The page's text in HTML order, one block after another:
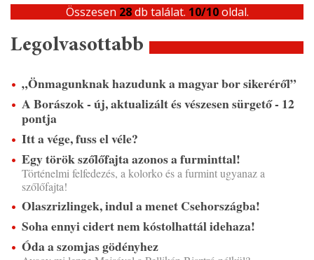
Összesen 28db találat. 10/10oldal.
Legolvasottabb
„Önmagunknak hazudunk a magyar bor sikeréről”
A Borászok - új, aktualizált és vészesen sürgető - 12
pontja
Itt a vége, fuss el véle?
Egy török szőlőfajta azonos a furminttal!
Történelmi felfedezés, a kolorko és a furmint ugyanaz a
szőlőfajta!
Olaszrizlingek, indul a menet Csehországba!
Soha ennyi cidert nem kóstolhattál idehaza!
Óda a szomjas gödényhez